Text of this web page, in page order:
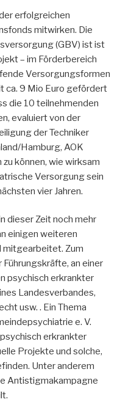
erfolgreichen
mitwirken. Die
(GBV) ist ist
– im Förderbereich
Versorgungsformen
ca. 9 Mio Euro gefördert
die 10 teilnehmenden
evaluiert von der
der Techniker
Hamburg, AOK
können, wie wirksam
Versorgung sein
vier Jahren.
dieser Zeit noch mehr
einigen weiteren
mitgearbeitet. Zum
an einer
psychisch erkrankter
Landesverbandes,
usw. . Ein Thema
e. V.
erkrankter
Projekte und solche,
Unter anderem
Antistigmakampagne